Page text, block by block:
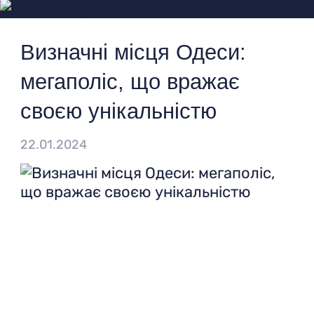
+38 044 502 20 11
Виберіть мову: Ua
Ваш регіон: Київ
Визначні місця Одеси:
мегаполіс, що вражає
своєю унікальністю
22.01.2024